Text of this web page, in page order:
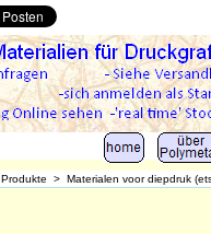
Produkte > Materialen voor diepdruk